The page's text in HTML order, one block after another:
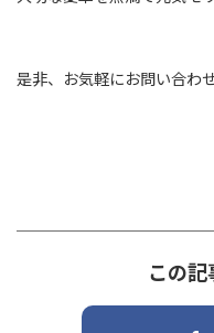
是非、お気軽にお問い合わ
この